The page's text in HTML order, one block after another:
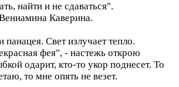
найти и не сдаваться".
Каверина.
Свет излучает тепло.
фея", - настежь открою
одарит, кто-то укор поднесет. То
то мне опять не везет.